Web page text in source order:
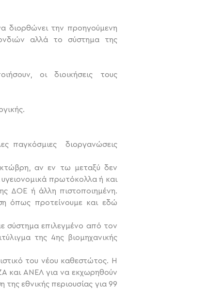
διορθώνει την προηγούμενη
αλλά το σύστημα της
οι διοικήσεις τους
παγκόσμιες διοργανώσεις
αν εν τω μεταξύ δεν
πρωτόκολλα ή και
ΔΟΕ ή άλλη πιστοποιημένη.
όπως προτείνουμε και εδώ
σύστημα επιλεγμένο από τον
της 4ης βιομηχανικής
του νέου καθεστώτος. Η
και ΑΝΕΛ για να εκχωρηθούν
εθνικής περιουσίας για 99